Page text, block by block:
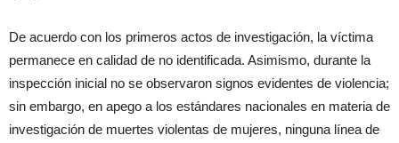
De acuerdo con los primeros actos de investigación, la víctima
permanece en calidad de no identificada. Asimismo, durante la
inspección inicial no se observaron signos evidentes de violencia;
sin embargo, en apego a los estándares nacionales en materia de
investigación de muertes violentas de mujeres, ninguna línea de